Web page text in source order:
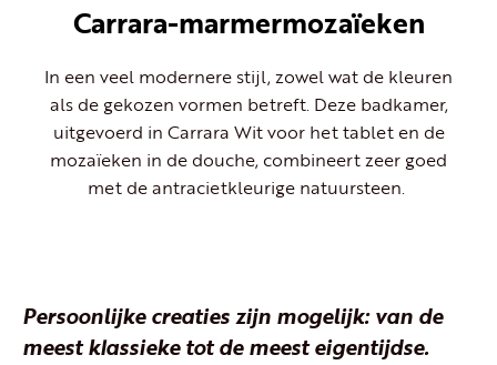
Carrara-marmermozaïeken
In een veel modernere stijl, zowel wat de kleuren
als de gekozen vormen betreft. Deze badkamer,
uitgevoerd in Carrara Wit voor het tablet en de
mozaïeken in de douche, combineert zeer goed
met de antracietkleurige natuursteen.
Persoonlijke creaties zijn mogelijk: van de
meest klassieke tot de meest eigentijdse.